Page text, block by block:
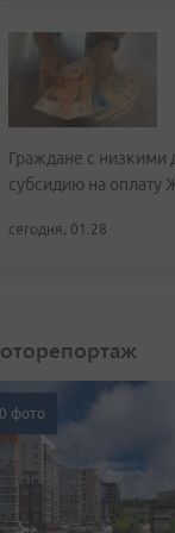
Граждане с низкими
субсидию на оплату
сегодня, 01:28
фото